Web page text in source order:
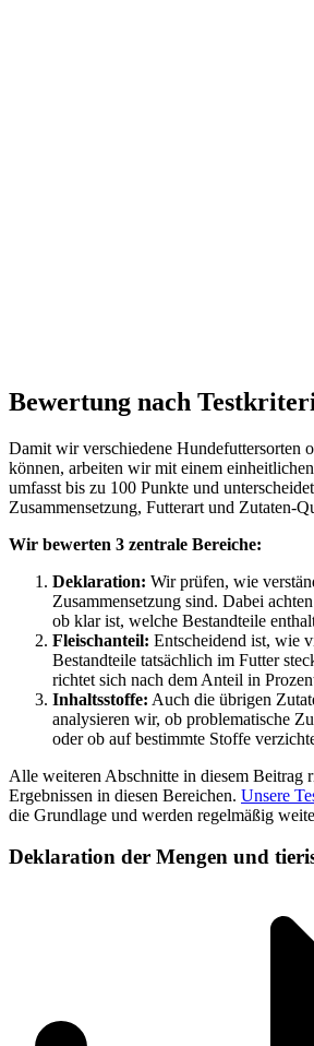
Bewertung nach
Damit wir verschiedene Hundefuttersorten
können, arbeiten wir mit einem
umfasst bis zu 100 Punkte und
Zusammensetzung, Futterart und Zutaten-
Wir bewerten 3 zentrale Bereiche:
Deklaration: Wir prüfen, wie
Zusammensetzung sind. Dabei
ob klar ist, welche Bestandteile
Fleischanteil: Entscheidend ist, wie
Bestandteile tatsächlich im Futter
richtet sich nach dem Anteil in
Inhaltsstoffe: Auch die übrigen
analysieren wir, ob problematische
oder ob auf bestimmte Stoffe
Alle weiteren Abschnitte in diesem Beitrag
Ergebnissen in diesen Bereichen. Unsere
die Grundlage und werden regelmäßig
Deklaration der Mengen und